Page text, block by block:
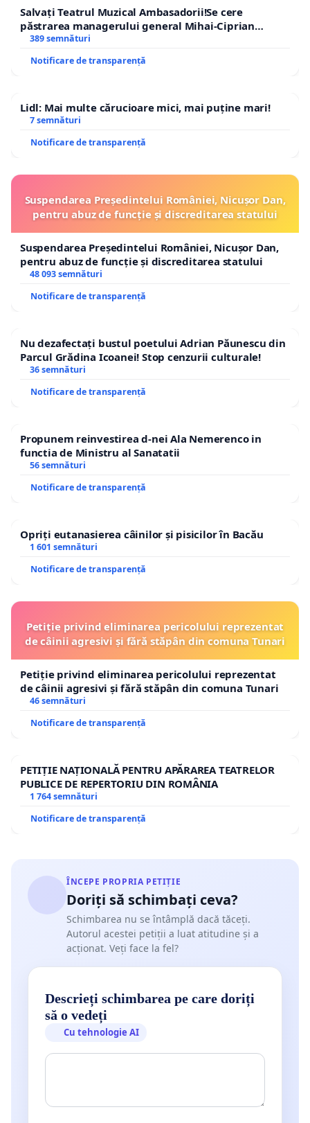
Salvați Teatrul Muzical Ambasadorii!Se cere
păstrarea managerului general Mihai-Ciprian
ROGOJAN
389 semnături
Notificare de transparență
Lidl: Mai multe cărucioare mici, mai puține mari!
7 semnături
Notificare de transparență
Suspendarea Președintelui României, Nicușor Dan,
pentru abuz de funcție și discreditarea statului
Suspendarea Președintelui României, Nicușor Dan,
pentru abuz de funcție și discreditarea statului
48 093 semnături
Notificare de transparență
Nu dezafectați bustul poetului Adrian Păunescu din
Parcul Grădina Icoanei! Stop cenzurii culturale!
36 semnături
Notificare de transparență
Propunem reinvestirea d-nei Ala Nemerenco in
functia de Ministru al Sanatatii
56 semnături
Notificare de transparență
Opriți eutanasierea câinilor și pisicilor în Bacău
1 601 semnături
Notificare de transparență
Petiție privind eliminarea pericolului reprezentat
de câinii agresivi și fără stăpân din comuna Tunari
Petiție privind eliminarea pericolului reprezentat
de câinii agresivi și fără stăpân din comuna Tunari
46 semnături
Notificare de transparență
PETIȚIE NAȚIONALĂ PENTRU APĂRAREA TEATRELOR
PUBLICE DE REPERTORIU DIN ROMÂNIA
1 764 semnături
Notificare de transparență
ÎNCEPE PROPRIA PETIȚIE
Doriți să schimbați ceva?
Schimbarea nu se întâmplă dacă tăceți.
Autorul acestei petiții a luat atitudine și a
acționat. Veți face la fel?
Descrieți schimbarea pe care doriți
să o vedeți
Cu tehnologie AI